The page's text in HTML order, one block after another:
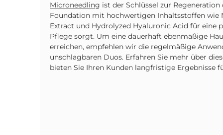
verpackt Passend für Beauty
Pen und Needling Pen Für
professionelle
Studioanwendungen
Eigenschaften Hohe
Verarbeitungsqualität Maximale
Hygiene und Sicherheit
Geeignet für effiziente
Nadeln pro
verpackt Passend für
Pen und
Microneedling ist der Schlüssel zur
Foundation mit hochwertigen Inhaltsstoffen wie
Extract und Hydrolyzed Hyaluronic Acid für eine
Pflege sorgt. Um eine dauerhaft ebenmäßige
erreichen, empfehlen wir die regelmäßige
unschlagbaren Duos. Erfahren Sie mehr über
bieten Sie Ihren Kunden langfristige Ergebnisse